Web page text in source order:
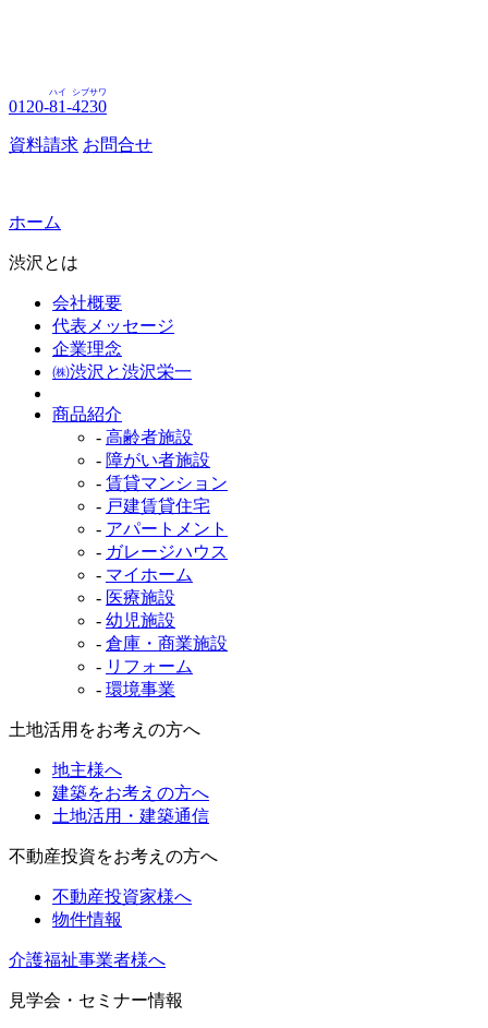
0120-81
ハイ
-4230
シブサワ
資料請求 お問合せ
ホーム
渋沢とは
会社概要
代表メッセージ
企業理念
㈱渋沢と渋沢栄一
商品紹介
- 高齢者施設
- 障がい者施設
- 賃貸マンション
- 戸建賃貸住宅
- アパートメント
- ガレージハウス
- マイホーム
- 医療施設
- 幼児施設
- 倉庫・商業施設
- リフォーム
- 環境事業
土地活用をお考えの方へ
地主様へ
建築をお考えの方へ
土地活用・建築通信
不動産投資をお考えの方へ
不動産投資家様へ
物件情報
介護福祉事業者様へ
見学会・セミナー情報